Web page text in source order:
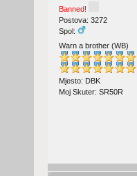
Banned!
Postova: 3272
Spol:
Warn a brother (WB)
Mjesto: DBK
Moj Skuter: SR50R